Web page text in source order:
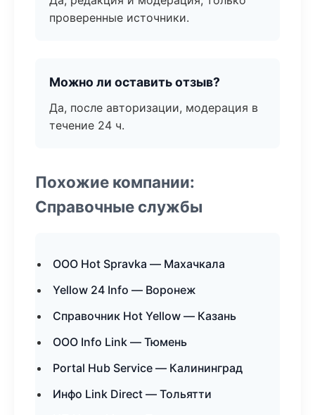
проверенные источники.
Можно ли оставить отзыв?
Да, после авторизации, модерация в
течение 24 ч.
Похожие компании:
Справочные службы
ООО Hot Spravka — Махачкала
Yellow 24 Info — Воронеж
Справочник Hot Yellow — Казань
ООО Info Link — Тюмень
Portal Hub Service — Калининград
Инфо Link Direct — Тольятти